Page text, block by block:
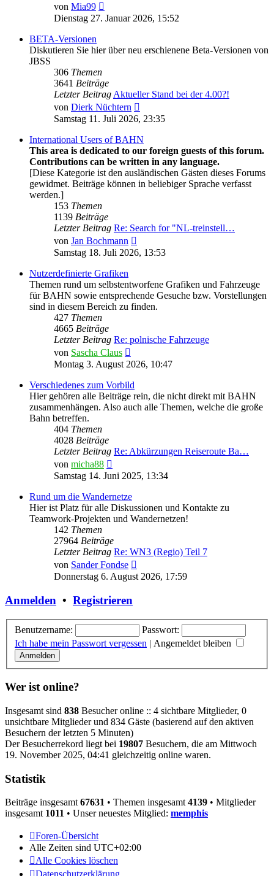
von Mia99
Beitrag
Dienstag 27. Januar 2026, 15:52
BETA-Versionen
Diskutieren Sie hier über neu erschienene Beta-Versionen von
JBSS
306 Themen
3641 Beiträge
Letzter BeitragAktueller Stand bei der 4.00?!
von Dierk Nüchtern
Beitrag
Samstag 11. Juli 2026, 23:35
International Users of BAHN
This area is dedicated to our foreign guests of this forum.
Contributions can be written in any language.
[Diese Kategorie ist den ausländischen Gästen dieses Forums
gewidmet. Beiträge können in beliebiger Sprache verfasst
werden.]
153 Themen
1139 Beiträge
Letzter Beitrag Re: Search for "NL-treinstell…
von Jan Bochmann
Beitrag
Samstag 18. Juli 2026, 13:53
Nutzerdefinierte Grafiken
Themen rund um selbstentworfene Grafiken und Fahrzeuge
für BAHN sowie entsprechende Gesuche bzw. Vorstellungen
sind in diesem Bereich zu finden.
427 Themen
4665 Beiträge
Letzter Beitrag Re: polnische Fahrzeuge
von Sascha Claus
Beitrag
Montag 3. August 2026, 10:47
Verschiedenes zum Vorbild
Hier gehören alle Beiträge rein, die nicht direkt mit BAHN
zusammenhängen. Also auch alle Themen, welche die große
Bahn betreffen.
404 Themen
4028 Beiträge
Letzter Beitrag Re: Abkürzungen Reiseroute Ba…
von micha88
Beitrag
Samstag 14. Juni 2025, 13:34
Rund um die Wandernetze
Hier ist Platz für alle Diskussionen und Kontakte zu
Teamwork-Projekten und Wandernetzen!
142 Themen
27964 Beiträge
Letzter Beitrag Re: WN3 (Regio) Teil 7
von Sander Fondse
Beitrag
Donnerstag 6. August 2026, 17:59
Anmelden • Registrieren
Benutzername:
Passwort:
Ich habe mein Passwort vergessen | Angemeldet bleiben
Wer ist online?
Insgesamt sind 838 Besucher online :: 4 sichtbare Mitglieder, 0
unsichtbare Mitglieder und 834 Gäste (basierend auf den aktiven
Besuchern der letzten 5 Minuten)
Der Besucherrekord liegt bei 19807 Besuchern, die am Mittwoch
19. November 2025, 04:41 gleichzeitig online waren.
Statistik
Beiträge insgesamt 67631 • Themen insgesamt 4139 • Mitglieder
insgesamt 1011 • Unser neuestes Mitglied: memphis
Foren-Übersicht
Alle Zeiten sind UTC+02:00
Alle Cookies löschen